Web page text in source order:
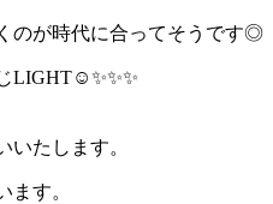
のが時代に合ってそうです◎
LIGHT☺︎✨✨✨
いたします。
ます。